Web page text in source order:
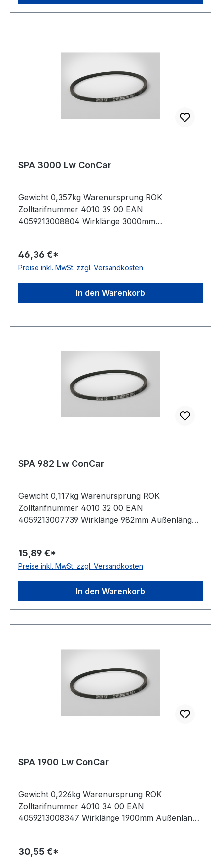
SPA 3000 Lw ConCar
Gewicht 0,357kg Warenursprung ROK
Zolltarifnummer 4010 39 00 EAN
4059213008804 Wirklänge 3000mm
antistatisch ja Norm DIN 7753 Material
Neoprene Zugstrang Polyester Breite 12,7mm
46,36 €*
Preise inkl. MwSt. zzgl. Versandkosten
In den Warenkorb
SPA 982 Lw ConCar
Gewicht 0,117kg Warenursprung ROK
Zolltarifnummer 4010 32 00 EAN
4059213007739 Wirklänge 982mm Außenlänge
Norm DIN 7753 Material Neoprene Zugstrang
Polyester Breite 12,7mm Höhe 10mm
15,89 €*
Preise inkl. MwSt. zzgl. Versandkosten
In den Warenkorb
SPA 1900 Lw ConCar
Gewicht 0,226kg Warenursprung ROK
Zolltarifnummer 4010 34 00 EAN
4059213008347 Wirklänge 1900mm Außenlänge
Norm DIN 7753 Material Neoprene Zugstrang
30,55 €*